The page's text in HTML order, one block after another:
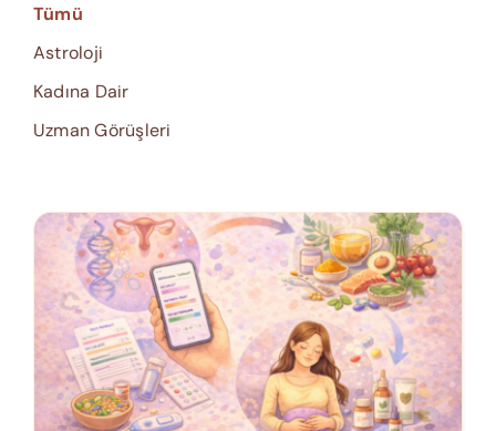
Tümü
Astroloji
Kadına Dair
Uzman Görüşleri